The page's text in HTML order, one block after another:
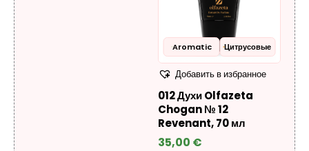
Aromatic Цитрусовые
Добавить в избранное
012 Духи Olfazeta
Chogan № 12
Revenant, 70 мл
35,00 €